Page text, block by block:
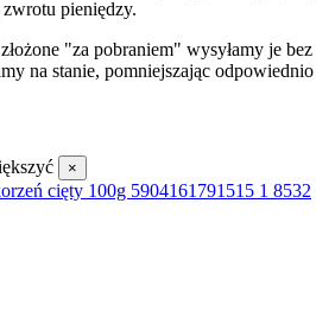
pieniędzy.
"za pobraniem" wysyłamy je bez
na stanie, pomniejszając odpowiednio
×